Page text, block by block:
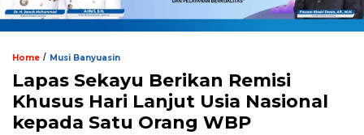
Home / Musi Banyuasin
Lapas Sekayu Berikan Remisi
Khusus Hari Lanjut Usia Nasional
kepada Satu Orang WBP